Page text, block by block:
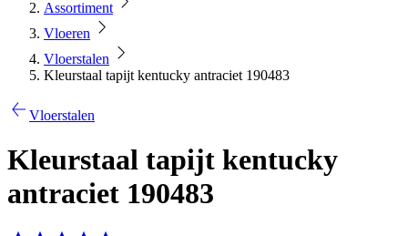
Assortiment
Vloeren
Vloerstalen
Kleurstaal tapijt kentucky antraciet 190483
Vloerstalen
Kleurstaal tapijt kentucky
antraciet 190483